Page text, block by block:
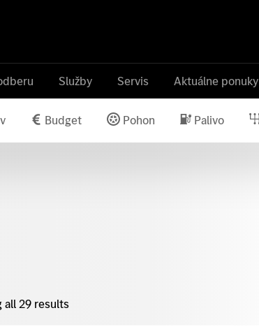
Služby Servis Aktuálne ponuky
Budget Pohon Palivo
all 29 results